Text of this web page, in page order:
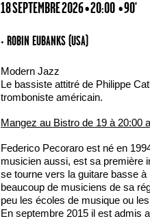
18 SEPTEMBRE 2026 • 20:00 • 90'
+ ROBIN EUBANKS (USA)
Modern Jazz
Le bassiste attitré de Philippe
tromboniste américain.
Mangez au Bistro de 19 à 20:00
Federico Pecoraro est né en
musicien aussi, est sa première
se tourne vers la guitare basse
beaucoup de musiciens de sa
peu les écoles de musique ou
En septembre 2015 il est admis